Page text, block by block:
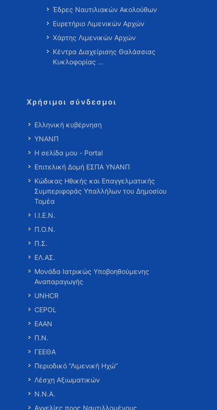
Έδρες Ναυτιλιακών Ακολούθων
Ευρετήριο Λιμενικών Αρχών
Χάρτης Λιμενικών Αρχών
Κέντρα Διαχείρισης Θαλάσσιας
Κυκλοφορίας …
Χρήσιμοι σύνδεσμοι
Ελληνική κυβέρνηση
ΥΝΑΝΠ
Η σελίδα μου - Portal
Επιτελική Δομή ΕΣΠΑ ΥΝΑΝΠ
Κώδικας Ηθικής και Επαγγελματικής
Συμπεριφοράς Υπαλλήλων του Δημοσίου
Τομέα
Ι.Ι.Ε.Ν.
Π.Ο.Ν.
Π.Σ.
ΕΛ.ΑΣ.
Μονάδα Ιατρικώς Υποβοηθούμενης
Αναπαραγωγής
UNHCR
CEPOL
ΕΑΑΝ
Π.Ν.
ΓΕΕΘΑ
Περιοδικό “Λιμενική Ηχώ”
Λέσχη Αξιωματικών
Ν.Ν.Α.
Αγγελίες προς Ναυτιλλομένους